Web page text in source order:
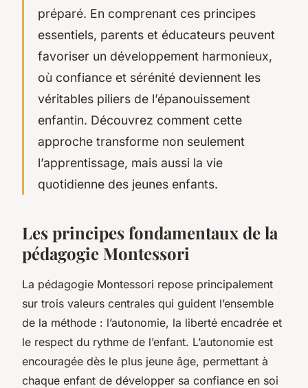
préparé. En comprenant ces principes
essentiels, parents et éducateurs peuvent
favoriser un développement harmonieux,
où confiance et sérénité deviennent les
véritables piliers de l’épanouissement
enfantin. Découvrez comment cette
approche transforme non seulement
l’apprentissage, mais aussi la vie
quotidienne des jeunes enfants.
Les principes fondamentaux de la
pédagogie Montessori
La pédagogie Montessori repose principalement
sur trois valeurs centrales qui guident l’ensemble
de la méthode : l’autonomie, la liberté encadrée et
le respect du rythme de l’enfant. L’autonomie est
encouragée dès le plus jeune âge, permettant à
chaque enfant de développer sa confiance en soi